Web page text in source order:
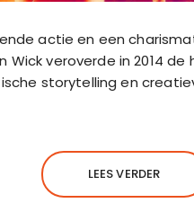
actie en een
Wick veroverde in 2014
storytelling en
LEES VERDER